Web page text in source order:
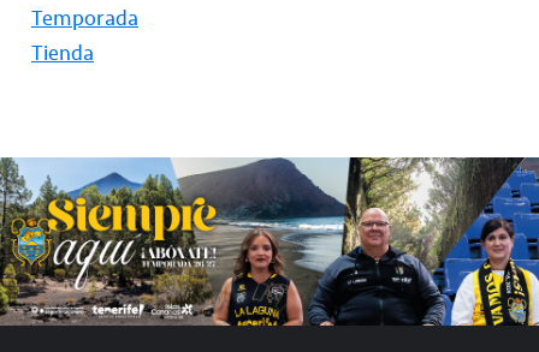
Temporada
Tienda